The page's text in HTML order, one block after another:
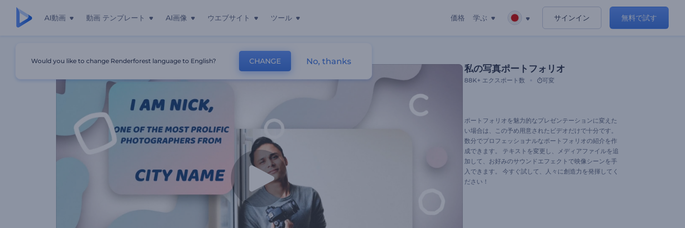
AI動画 動画 テンプレート AI画像 ウエブサイト ツール 価格 学ぶ サインイン 無料で試す
私の写真ポートフォリオ
88K+ エクスポート数 可変
ポートフォリオを魅力的なプレゼンテーションに変えた
い場合は、この予め用意されたビデオだけで十分です。
数分でプロフェッショナルなポートフォリオの紹介を作
成できます。 テキストを変更し、メディアファイルを追
加して、お好みのサウンドエフェクトで映像シーンを手
入できます。 今すぐ試して、人々に創造力を発揮してく
ださい！
Would you like to change Renderforest language to English? CHANGE No, thanks